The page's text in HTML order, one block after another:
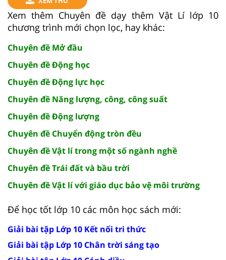
Xem thêm Chuyên đề dạy thêm Vật Lí lớp 10
chương trình mới chọn lọc, hay khác:
Chuyên đề Mở đầu
Chuyên đề Động học
Chuyên đề Động lực học
Chuyên đề Năng lượng, công, công suất
Chuyên đề Động lượng
Chuyên đề Chuyển động tròn đều
Chuyên đề Vật lí trong một số ngành nghề
Chuyên đề Trái đất và bầu trời
Chuyên đề Vật lí với giáo dục bảo vệ môi trường
Để học tốt lớp 10 các môn học sách mới:
Giải bài tập Lớp 10 Kết nối tri thức
Giải bài tập Lớp 10 Chân trời sáng tạo